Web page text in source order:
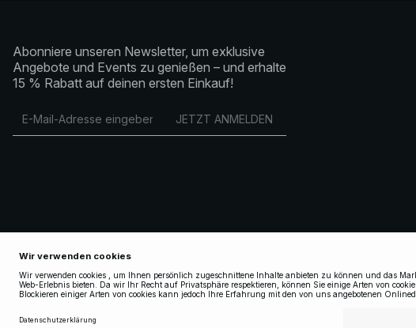
Abonniere unseren Newsletter, um exklusive
Angebote und Events zu genießen – und erhalte
15 % Rabatt auf deinen ersten Einkauf!
JETZT ANMELDEN
Copyright 2025 Nakdcom One World AB